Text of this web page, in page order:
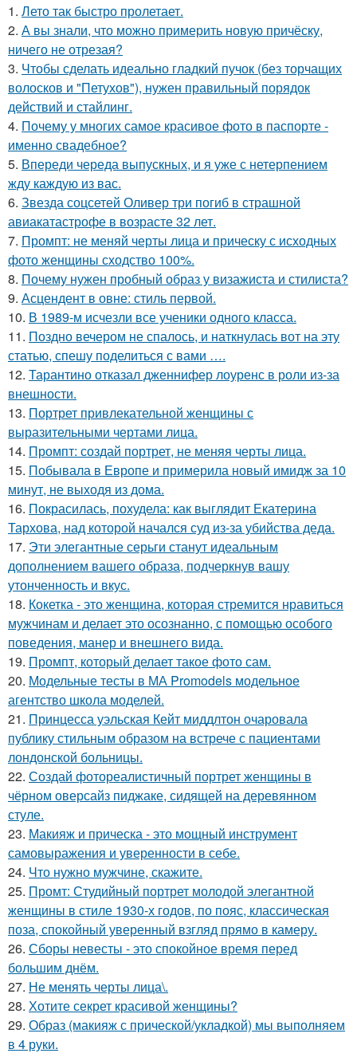
1. Лето так быстро пролетает.
2. А вы знали, что можно примерить новую причёску,
ничего не отрезая?
3. Чтобы сделать идеально гладкий пучок (без торчащих
волосков и "Петухов"), нужен правильный порядок
действий и стайлинг.
4. Почему у многих самое красивое фото в паспорте -
именно свадебное?
5. Впереди череда выпускных, и я уже с нетерпением
жду каждую из вас.
6. Звезда соцсетей Оливер три погиб в страшной
авиакатастрофе в возрасте 32 лет.
7. Промпт: не меняй черты лица и прическу с исходных
фото женщины сходство 100%.
8. Почему нужен пробный образ у визажиста и стилиста?
9. Асцендент в овне: стиль первой.
10. В 1989-м исчезли все ученики одного класса.
11. Поздно вечером не спалось, и наткнулась вот на эту
статью, спешу поделиться с вами ….
12. Тарантино отказал дженнифер лоуренс в роли из-за
внешности.
13. Портрет привлекательной женщины с
выразительными чертами лица.
14. Промпт: создай портрет, не меняя черты лица.
15. Побывала в Европе и примерила новый имидж за 10
минут, не выходя из дома.
16. Покрасилась, похудела: как выглядит Екатерина
Тархова, над которой начался суд из-за убийства деда.
17. Эти элегантные серьги станут идеальным
дополнением вашего образа, подчеркнув вашу
утонченность и вкус.
18. Кокетка - это женщина, которая стремится нравиться
мужчинам и делает это осознанно, с помощью особого
поведения, манер и внешнего вида.
19. Промпт, который делает такое фото сам.
20. Модельные тесты в МА Promodels модельное
агентство школа моделей.
21. Принцесса уэльская Кейт миддлтон очаровала
публику стильным образом на встрече с пациентами
лондонской больницы.
22. Создай фотореалистичный портрет женщины в
чёрном оверсайз пиджаке, сидящей на деревянном
стуле.
23. Макияж и прическа - это мощный инструмент
самовыражения и уверенности в себе.
24. Что нужно мужчине, скажите.
25. Промт: Студийный портрет молодой элегантной
женщины в стиле 1930-х годов, по пояс, классическая
поза, спокойный уверенный взгляд прямо в камеру.
26. Сборы невесты - это спокойное время перед
большим днём.
27. Не менять черты лица\.
28. Хотите секрет красивой женщины?
29. Образ (макияж с прической/укладкой) мы выполняем
в 4 руки.